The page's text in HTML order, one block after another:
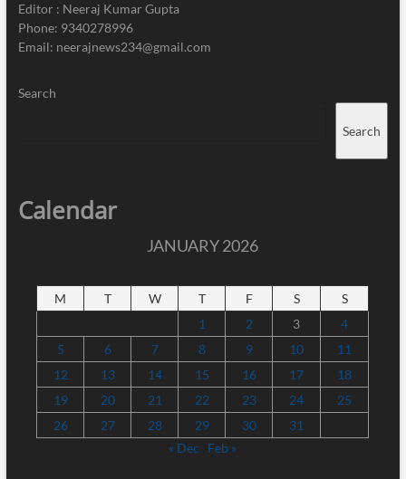
Editor : Neeraj Kumar Gupta
Phone: 9340278996
Email: neerajnews234@gmail.com
Search
Search
Calendar
JANUARY 2026
M T W T F S
S
1
2 3
4
5
6 7 8 9 10
11
12
13 14 15 16 17
18
19
20 21 22 23 24
25
26
27 28 29 30
31
« Dec
Feb »